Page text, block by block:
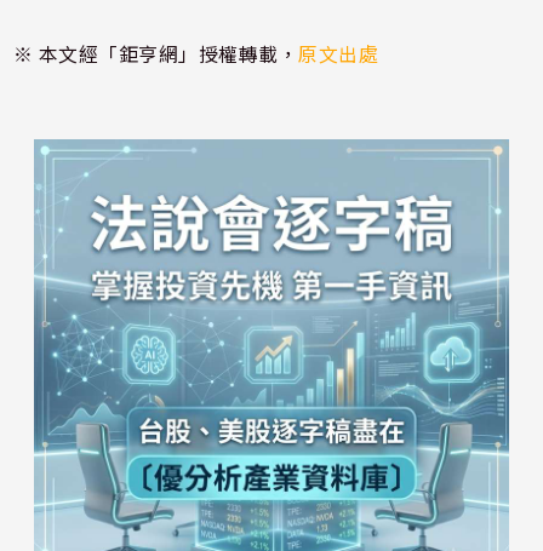
※ 本文經「鉅亨網」授權轉載，原文出處